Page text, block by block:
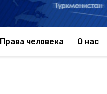
Права человека О нас